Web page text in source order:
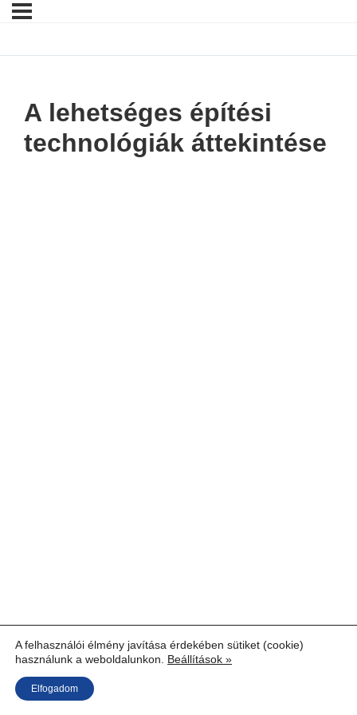
A lehetséges építési
technológiák áttekintése
A felhasználói élmény javítása érdekében sütiket (cookie)
használunk a weboldalunkon. Beállítások »
Elfogadom